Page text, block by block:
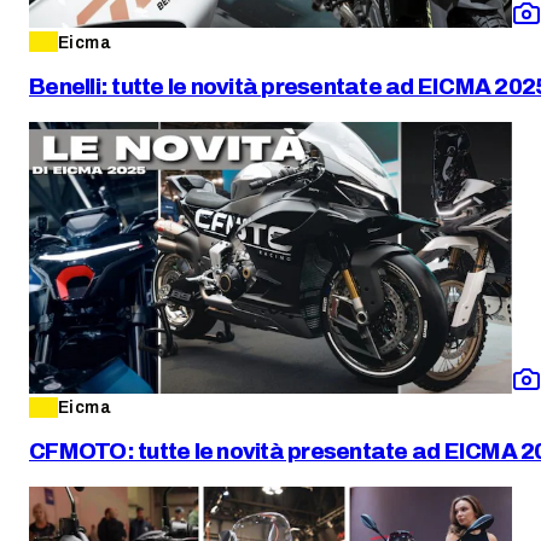
Eicma
Benelli: tutte le novità presentate ad EICMA
Eicma
CFMOTO: tutte le novità presentate ad EICMA